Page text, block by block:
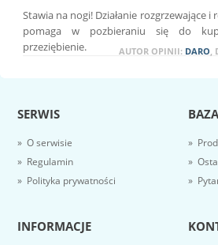
Stawia na nogi! Działanie rozgrzewające
pomaga w pozbieraniu się do
przeziębienie.
AUTOR OPINII: DARO
SERWIS
» O serwisie
» Regulamin
» Polityka prywatności
»
»
»
INFORMACJE